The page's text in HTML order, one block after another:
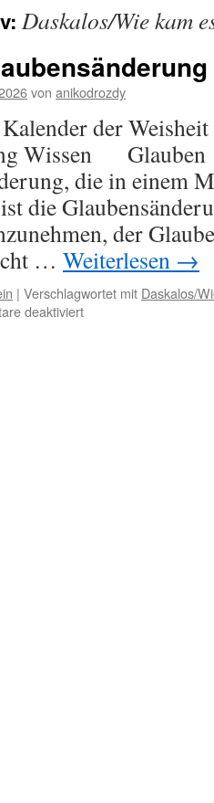
Daskalos/Wie kam
von anikodrozdy
der
Wissen
die in einem
die
der
… Weiterlesen →
| Verschlagwortet mit Daskalos/
deaktiviertfür